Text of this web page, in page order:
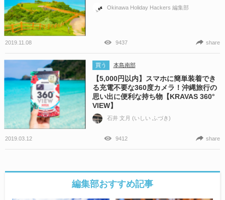
Okinawa Holiday Hackers 編集部
2019.11.08 9437 share
買う 本島南部
【5,000円以内】スマホに簡単装着でき
る充電不要な360度カメラ！沖縄旅行の
思い出に便利な持ち物【KRAVAS 360°
VIEW】
石井 文月 (いしい ふづき)
2019.03.12 9412 share
編集部おすすめ記事